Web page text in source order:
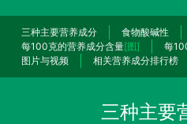
三种主要营养成分 食物酸碱性
每100克的营养成分含量[图] 每
图片与视频
相关营养成分排行榜
三种主要